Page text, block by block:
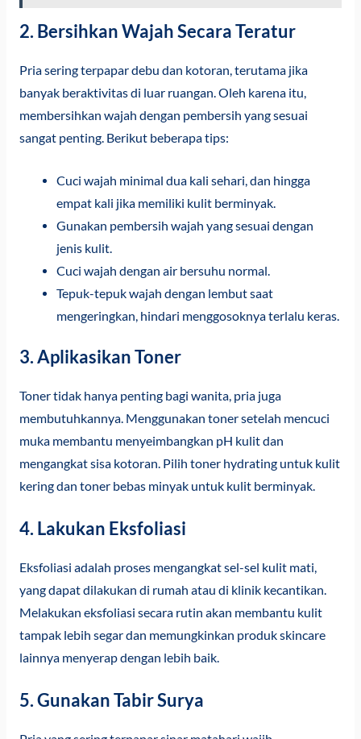
2. Bersihkan Wajah Secara Teratur
Pria sering terpapar debu dan kotoran, terutama jika
banyak beraktivitas di luar ruangan. Oleh karena itu,
membersihkan wajah dengan pembersih yang sesuai
sangat penting. Berikut beberapa tips:
Cuci wajah minimal dua kali sehari, dan hingga
empat kali jika memiliki kulit berminyak.
Gunakan pembersih wajah yang sesuai dengan
jenis kulit.
Cuci wajah dengan air bersuhu normal.
Tepuk-tepuk wajah dengan lembut saat
mengeringkan, hindari menggosoknya terlalu keras.
3. Aplikasikan Toner
Toner tidak hanya penting bagi wanita, pria juga
membutuhkannya. Menggunakan toner setelah mencuci
muka membantu menyeimbangkan pH kulit dan
mengangkat sisa kotoran. Pilih toner hydrating untuk kulit
kering dan toner bebas minyak untuk kulit berminyak.
4. Lakukan Eksfoliasi
Eksfoliasi adalah proses mengangkat sel-sel kulit mati,
yang dapat dilakukan di rumah atau di klinik kecantikan.
Melakukan eksfoliasi secara rutin akan membantu kulit
tampak lebih segar dan memungkinkan produk skincare
lainnya menyerap dengan lebih baik.
5. Gunakan Tabir Surya